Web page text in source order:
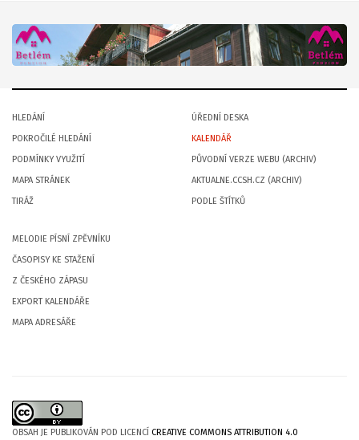
HLEDÁNÍ
POKROČILÉ HLEDÁNÍ
PODMÍNKY VYUŽITÍ
MAPA STRÁNEK
TIRÁŽ
ÚŘEDNÍ DESKA
KALENDÁŘ
PŮVODNÍ VERZE WEBU (ARCHIV)
AKTUALNE.CCSH.CZ (ARCHIV)
PODLE ŠTÍTKŮ
MELODIE PÍSNÍ ZPĚVNÍKU
ČASOPISY KE STAŽENÍ
Z ČESKÉHO ZÁPASU
EXPORT KALENDÁŘE
MAPA ADRESÁŘE
OBSAH JE PUBLIKOVÁN POD LICENCÍ CREATIVE COMMONS ATTRIBUTION 4.0